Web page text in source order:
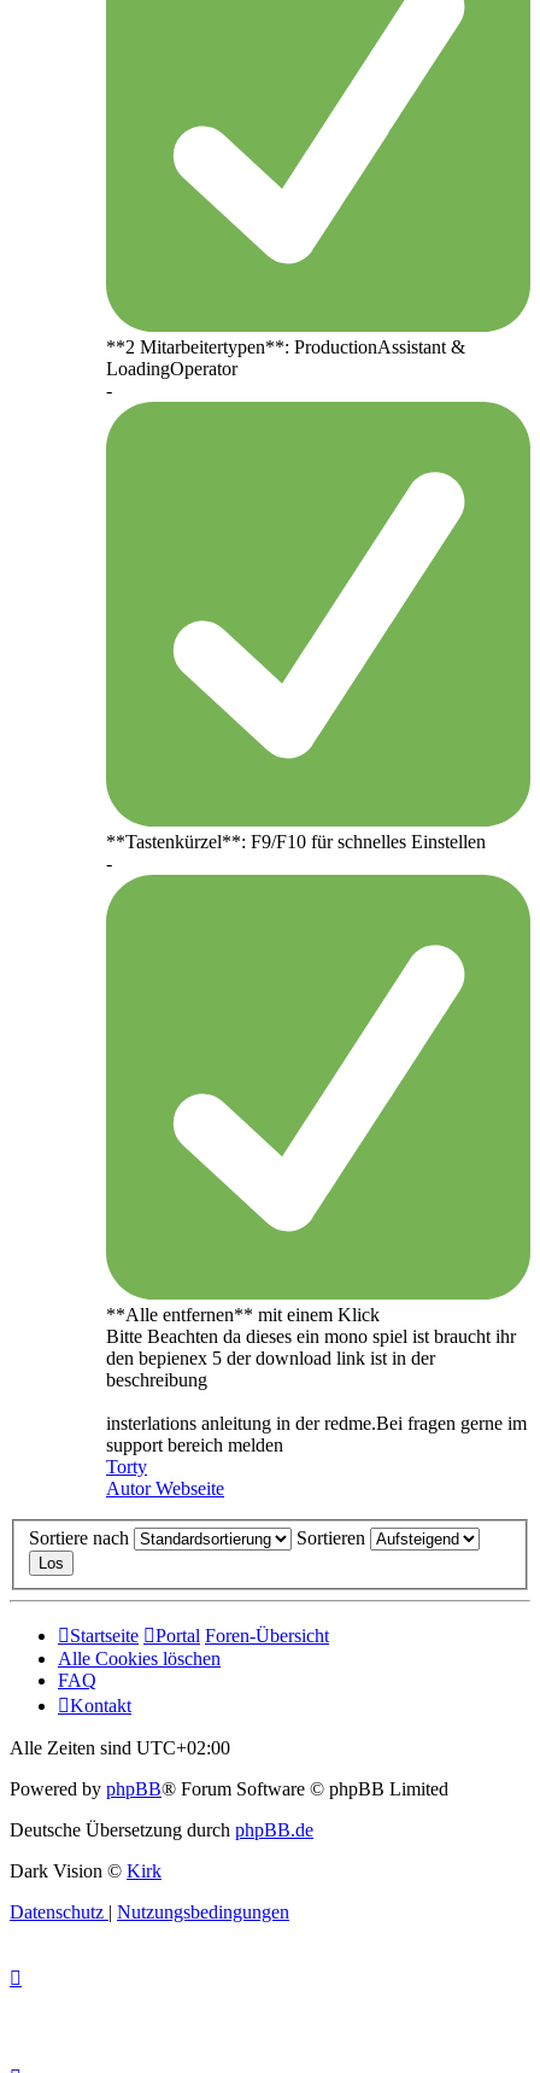
**2 Mitarbeitertypen**: ProductionAssistant &
LoadingOperator
-
**Tastenkürzel**: F9/F10 für schnelles Einstellen
-
**Alle entfernen** mit einem Klick
Bitte Beachten da dieses ein mono spiel ist braucht ihr
den bepienex 5 der download link ist in der
beschreibung
insterlations anleitung in der redme.Bei fragen gerne im
support bereich melden
Torty
Autor Webseite
Sortiere nach Sortieren
Startseite Portal Foren-Übersicht
Alle Cookies löschen
FAQ
Kontakt
Alle Zeiten sind UTC+02:00
Powered by phpBB® Forum Software © phpBB Limited
Deutsche Übersetzung durch phpBB.de
Dark Vision © Kirk
Datenschutz | Nutzungsbedingungen